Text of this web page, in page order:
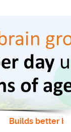
Builds better